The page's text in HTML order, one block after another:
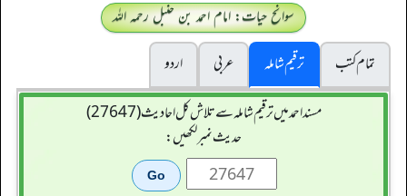
سوانح حیات: امام احمد بن حنبل رحمہ اللہ
تمام کتب
ترقیم شاملہ عربی
اردو
مسند احمد میں ترقیم شاملہ سے تلاش کل احادیث (27647)
حدیث نمبر لکھیں: